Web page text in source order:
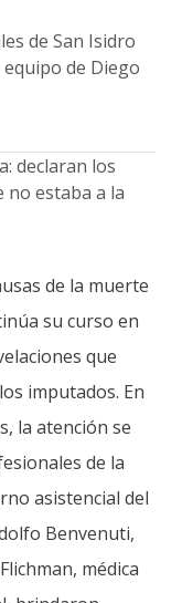
de San Isidro
de Diego
de la muerte
su curso en
que
imputados. En
la atención se
de la
asistencial del
Benvenuti,
médica